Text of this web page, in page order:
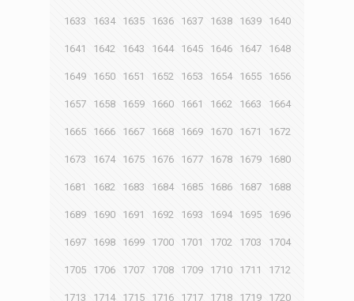
1633 1634 1635 1636 1637 1638 1639 1640
1641 1642 1643 1644 1645 1646 1647 1648
1649 1650 1651 1652 1653 1654 1655 1656
1657 1658 1659 1660 1661 1662 1663 1664
1665 1666 1667 1668 1669 1670 1671 1672
1673 1674 1675 1676 1677 1678 1679 1680
1681 1682 1683 1684 1685 1686 1687 1688
1689 1690 1691 1692 1693 1694 1695 1696
1697 1698 1699 1700 1701 1702 1703 1704
1705 1706 1707 1708 1709 1710 1711 1712
1713 1714 1715 1716 1717 1718 1719 1720